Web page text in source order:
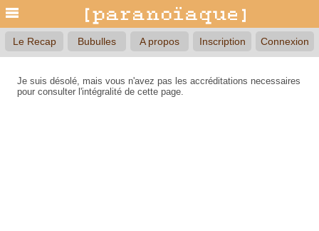
Le Recap Bubulles A propos Inscription Connexion
Je suis désolé, mais vous n'avez pas les accréditations necessaires
pour consulter l'intégralité de cette page.